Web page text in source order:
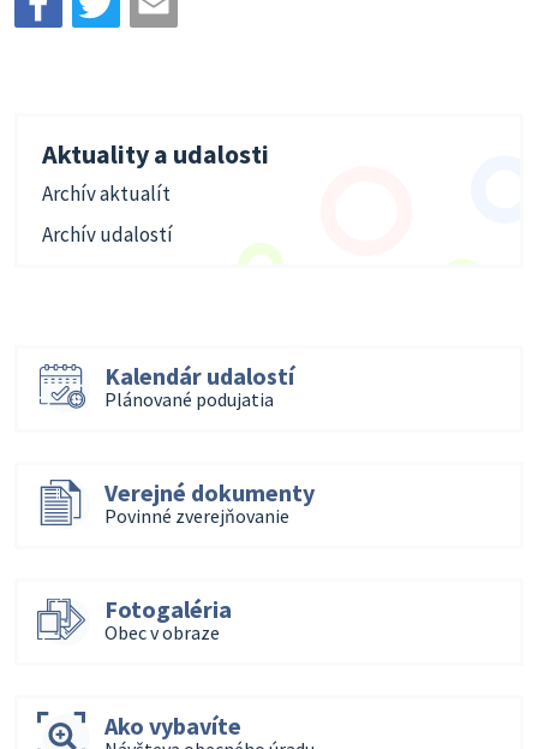
Aktuality a udalosti
Archív aktualít
Archív udalostí
Kalendár udalostí
Plánované podujatia
Verejné dokumenty
Povinné zverejňovanie
Fotogaléria
Obec v obraze
Ako vybavíte